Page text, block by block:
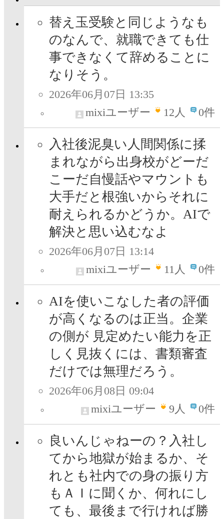
替え玉受験と同じようなも
のなんで、就職できても仕
事できなくて辞めることに
なりそう。
2026年06月07日 13:35
mixiユーザー
12人 0件
入社後泥臭い人間関係に揉
まれながら出身校がどーだ
こーだ自慢話やマウントも
大手だと根強いからそれに
耐えられるかどうか。AIで
解決と思い込むなよ
2026年06月07日 13:14
mixiユーザー
11人 0件
AIを使いこなした者の評価
が高くなるのは正当。企業
の側が 見定めたい能力を正
しく見抜くには、書類審査
だけでは無理だろう。
2026年06月08日 09:04
mixiユーザー
9人 0件
良いんじゃねーの？入社し
てから地獄が始まるか、そ
れとも社内での身の振り方
もＡＩに聞くか、何れにし
ても、最後まで行ければ勝